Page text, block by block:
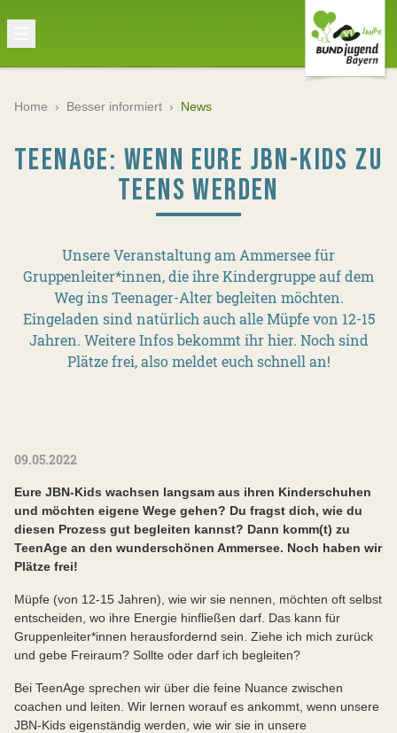
Home › Besser informiert › News
TEENAGE: WENN EURE JBN-KIDS ZU
TEENS WERDEN
Unsere Veranstaltung am Ammersee für
Gruppenleiter*innen, die ihre Kindergruppe auf dem
Weg ins Teenager-Alter begleiten möchten.
Eingeladen sind natürlich auch alle Müpfe von 12-15
Jahren. Weitere Infos bekommt ihr hier. Noch sind
Plätze frei, also meldet euch schnell an!
09.05.2022
Eure JBN-Kids wachsen langsam aus ihren Kinderschuhen
und möchten eigene Wege gehen? Du fragst dich, wie du
diesen Prozess gut begleiten kannst? Dann komm(t) zu
TeenAge an den wunderschönen Ammersee. Noch haben wir
Plätze frei!
Müpfe (von 12-15 Jahren), wie wir sie nennen, möchten oft selbst
entscheiden, wo ihre Energie hinfließen darf. Das kann für
Gruppenleiter*innen herausfordernd sein. Ziehe ich mich zurück
und gebe Freiraum? Sollte oder darf ich begleiten?
Bei TeenAge sprechen wir über die feine Nuance zwischen
coachen und leiten. Wir lernen worauf es ankommt, wenn unsere
JBN-Kids eigenständig werden, wie wir sie in unsere